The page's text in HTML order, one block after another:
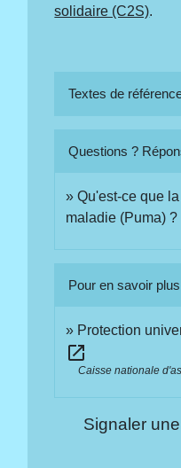
solidaire (C2S).
Textes de
Questions ?
Qu'est-ce que
maladie (Puma) ?
Pour en savoir plus
Protection
open_in_new
Caisse nationale
Signaler